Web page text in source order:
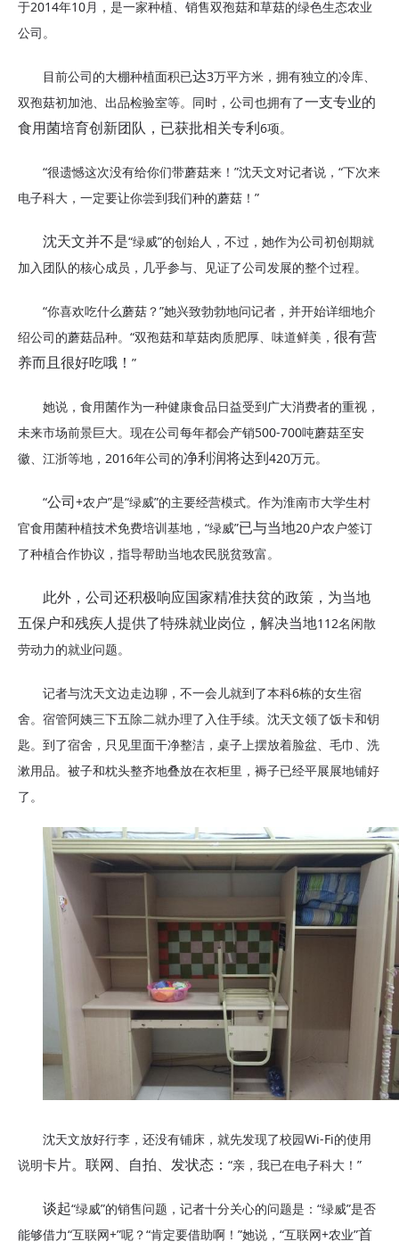
于2014年10月，是一家种植、销售双孢菇和草菇的绿色生态农业
公司。
目前公司的大棚种植面积已达3万平方米，拥有独立的冷库、
双孢菇初加池、出品检验室等。同时， 公司也拥有了一支专业的
食用菌培育创新团队，已获批相关专利 6项。
“很遗憾这次没有给你们带蘑菇来！”沈天文对记者说，“下次来
电子科大，一定要让你尝到我们种的蘑菇！”
沈天文并不是“绿威”的创始人，不过，她作为公司初创期就
加入团队的核心成员，几乎参与、见证了公司发展的整个过程。
“你喜欢吃什么蘑菇？”她兴致勃勃地问记者，并开始详细地介
绍公司的蘑菇品种。“双孢菇和草菇肉质肥厚、 味道鲜美， 很有营
养而且很好吃哦！ ”
她说， 食用菌作为一种健康食品日益受到广大消费者的重视，
未来市场前景巨大。 现在公司每年都会产销500-700吨蘑菇至安
徽、江浙等地 ， 2016年公司的净利润将达到 420万元。
“公司 +农户”是“绿威”的主要经营模式。作为淮南市大学生村
官食用菌种植技术免费培训基地， “绿威”已与当地20户农户签订
了种植合作协议，指导帮助当地农民脱贫致富。
此外，公司还积极响应国家精准扶贫的政策，为当地
五保户和残疾人提供了特殊就业岗位，解决当地112名闲散
劳动力的就业问题。
记者与沈天文边走边聊，不一会儿就到了本科6栋的女生宿
舍。 宿管阿姨三下五除二就办理了 入住手续。沈天文领了饭卡和钥
匙。到了宿舍 ， 只见里面干净整洁 ，桌子上摆放着脸盆、毛巾、洗
漱用品。被子和枕头整齐地叠放在衣柜里，褥子已经平展展地铺好
了。
沈天文放好行李，还没有铺床，就先发现了校园Wi-Fi的使用
说明卡片。联网、自拍、发状态： “亲，我已在电子科大！”
谈起“绿威”的销售问题，记者十分关心的问题是：“绿威”是否
能够借力“互联网+”呢？“肯定要借助啊！”她说， “互联网+农业”首